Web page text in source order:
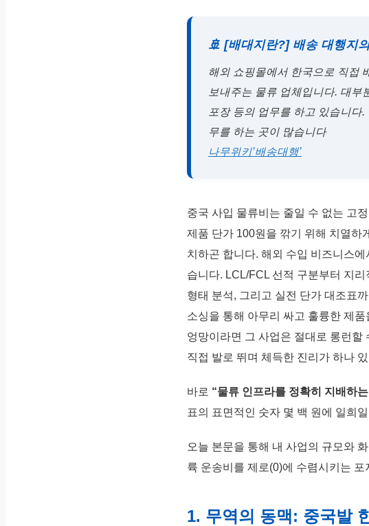
🚢 [배대지란?] 배송 대행지
해외 쇼핑몰에서 한국으로 직접
보내주는 물류 업체입니다. 대
포장 등의 업무를 하고 있습니다
무를 하는 곳이 많습니다
나무위키’배송대행’
중국 사입 물류비는 줄일 수 없는 고
제품 단가 100원을 깎기 위해 치열하
치하곤 합니다. 해외 수입 비즈니스
습니다. LCL/FCL 선적 구분부터 지
형태 분석, 그리고 실전 단가 대조표
소싱을 통해 아무리 싸고 훌륭한 제
엉망이라면 그 사업은 절대로 롱런할
직접 발로 뛰며 체득한 진리가 하나
바로 “물류 인프라를 정확히 지배하
표의 표면적인 숫자 몇 백 원에 일희
오늘 본문을 통해 내 사업의 규모와
륙 운송비를 제로(0)에 수렴시키는
1. 무역의 동맥: 중국발